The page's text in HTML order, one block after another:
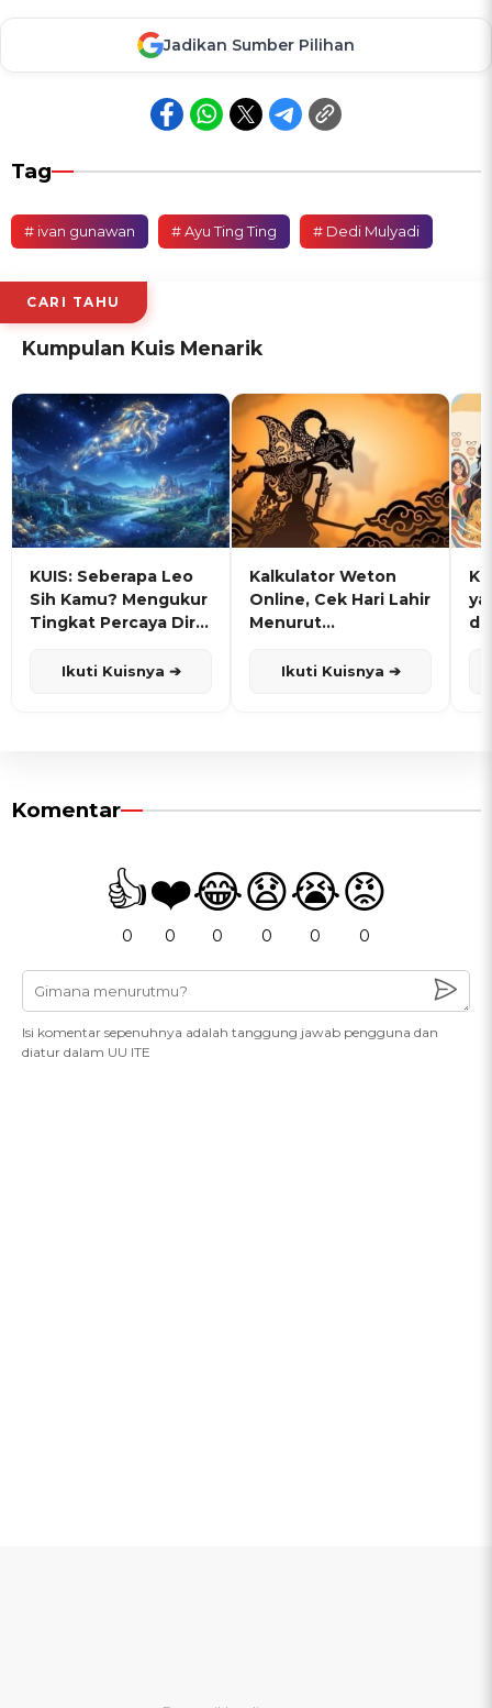
Jadikan Sumber Pilihan
Tag
# ivan gunawan # Ayu Ting Ting # Dedi Mulyadi
CARI TAHU
Kumpulan Kuis Menarik
KUIS: Seberapa Leo
Sih Kamu? Mengukur
Tingkat Percaya Diri
Ikuti Kuisnya ➔
Kalkulator Weton
Online, Cek Hari Lahir
Menurut
Ikuti Kuisnya ➔
Komentar
👍
0
❤️
0
😂
0
😧
0
😭
0
😡
0
Isi komentar sepenuhnya adalah tanggung jawab pengguna dan
diatur dalam UU ITE